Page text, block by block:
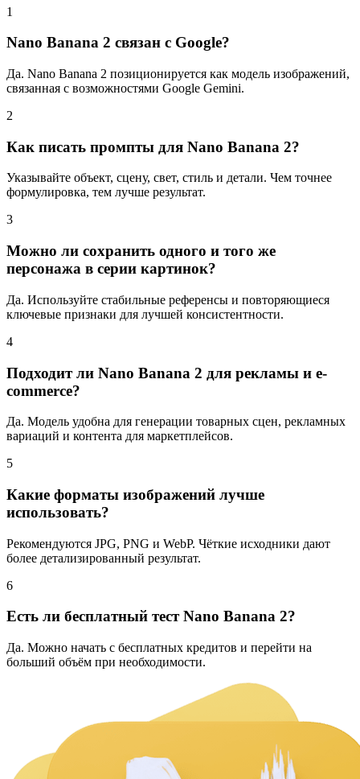
1
Nano Banana 2 связан с Google?
Да. Nano Banana 2 позиционируется как модель изображений,
связанная с возможностями Google Gemini.
2
Как писать промпты для Nano Banana 2?
Указывайте объект, сцену, свет, стиль и детали. Чем точнее
формулировка, тем лучше результат.
3
Можно ли сохранить одного и того же
персонажа в серии картинок?
Да. Используйте стабильные референсы и повторяющиеся
ключевые признаки для лучшей консистентности.
4
Подходит ли Nano Banana 2 для рекламы и e-
commerce?
Да. Модель удобна для генерации товарных сцен, рекламных
вариаций и контента для маркетплейсов.
5
Какие форматы изображений лучше
использовать?
Рекомендуются JPG, PNG и WebP. Чёткие исходники дают
более детализированный результат.
6
Есть ли бесплатный тест Nano Banana 2?
Да. Можно начать с бесплатных кредитов и перейти на
больший объём при необходимости.